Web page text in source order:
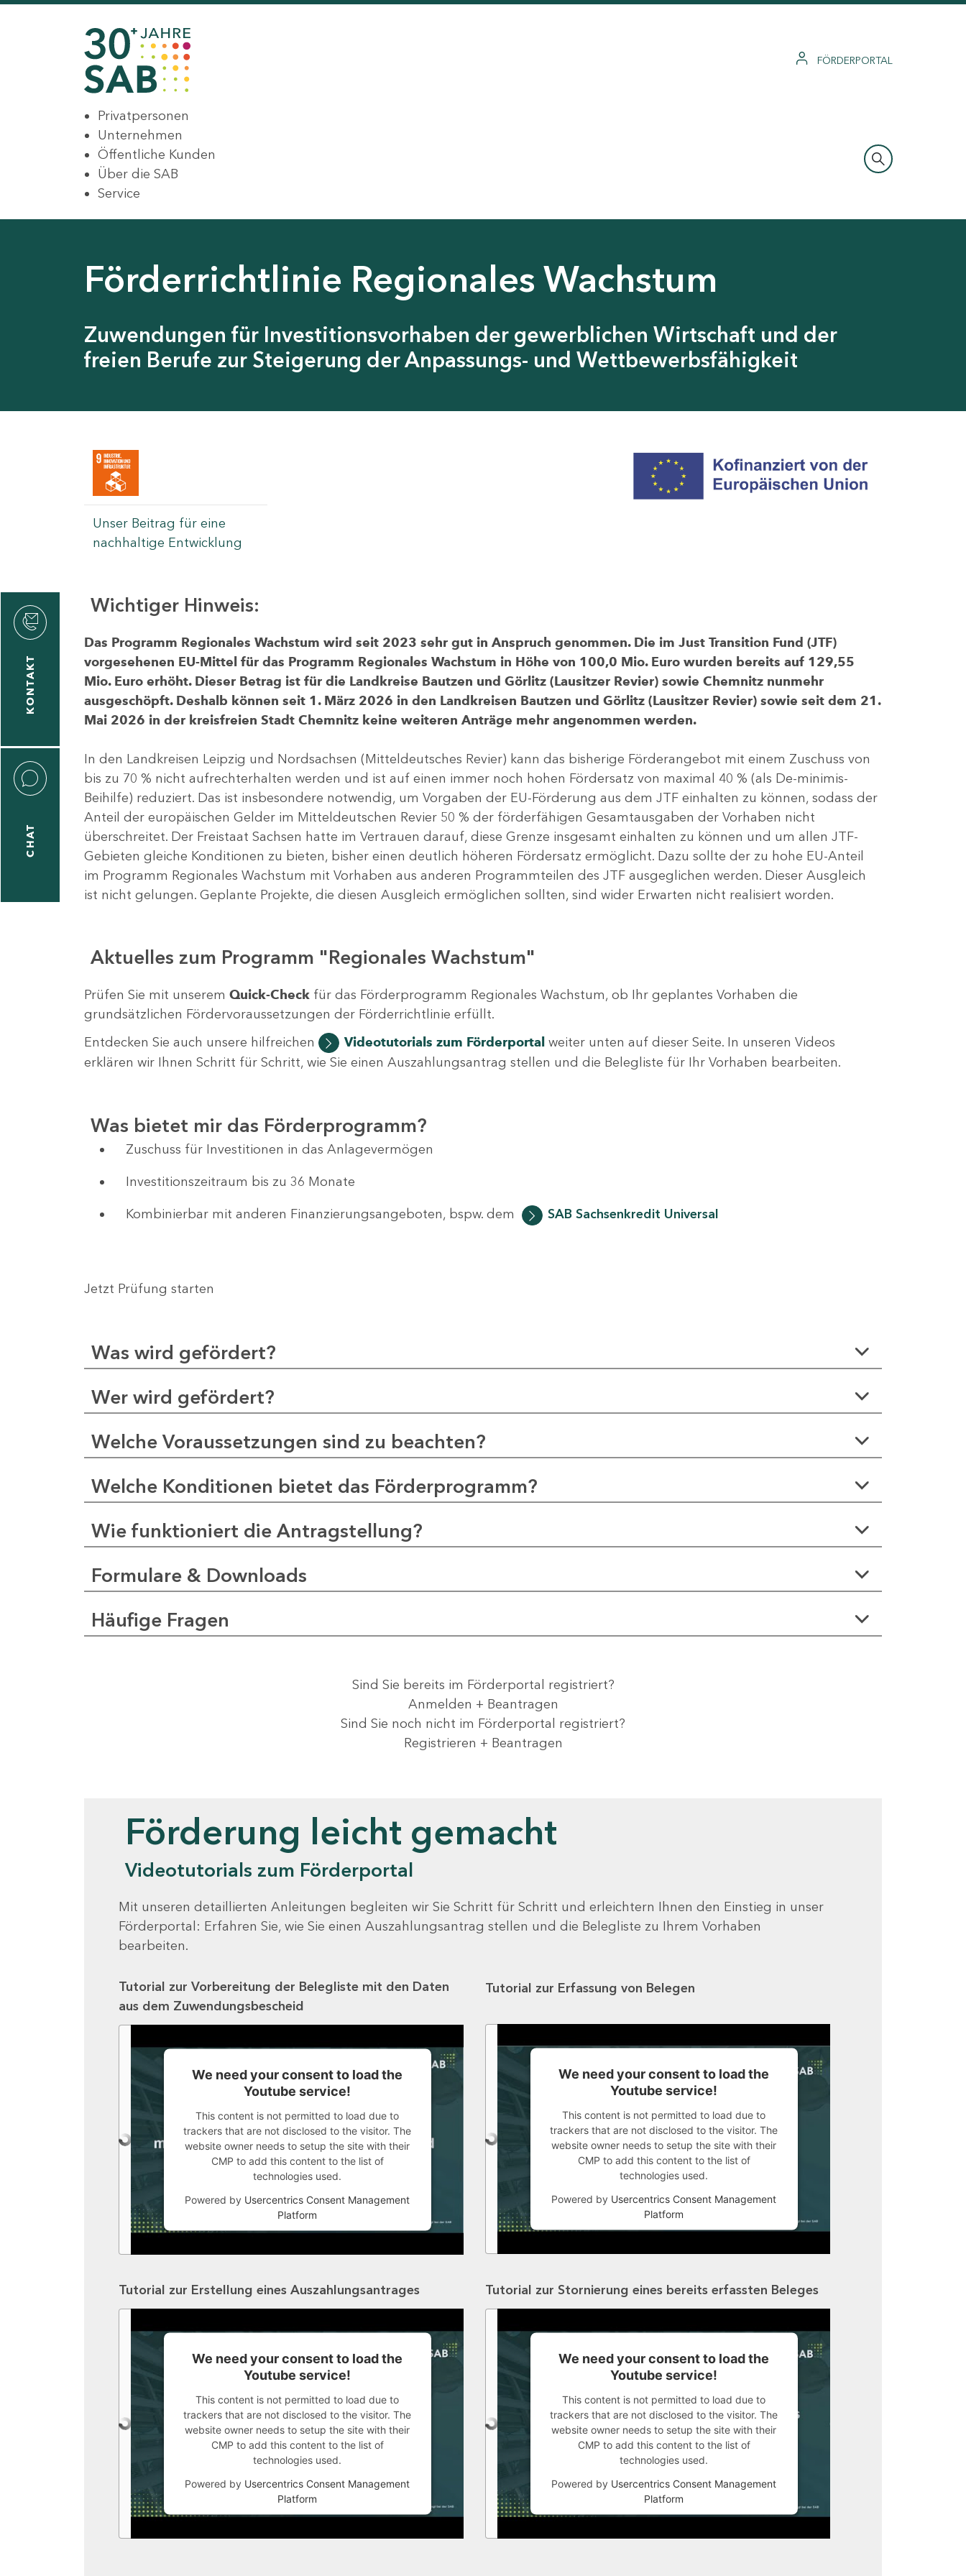
FÖRDERPORTAL
Privatpersonen
Unternehmen
Öffentliche Kunden
Über die SAB
Service
Förderrichtlinie Regionales Wachstum
Zuwendungen für Investitionsvorhaben der gewerblichen Wirtschaft und der
freien Berufe zur Steigerung der Anpassungs- und Wettbewerbsfähigkeit
Unser Beitrag für eine
nachhaltige Entwicklung
KONTAKT
CHAT
Wichtiger Hinweis:
Das Programm Regionales Wachstum wird seit 2023 sehr gut in Anspruch genommen. Die im Just Transition Fund (JTF)
vorgesehenen EU-Mittel für das Programm Regionales Wachstum in Höhe von 100,0 Mio. Euro wurden bereits auf 129,55
Mio. Euro erhöht. Dieser Betrag ist für die Landkreise Bautzen und Görlitz (Lausitzer Revier) sowie Chemnitz nunmehr
ausgeschöpft. Deshalb können seit 1. März 2026 in den Landkreisen Bautzen und Görlitz (Lausitzer Revier) sowie seit dem 21.
Mai 2026 in der kreisfreien Stadt Chemnitz keine weiteren Anträge mehr angenommen werden.
In den Landkreisen Leipzig und Nordsachsen (Mitteldeutsches Revier) kann das bisherige Förderangebot mit einem Zuschuss von
bis zu 70 % nicht aufrechterhalten werden und ist auf einen immer noch hohen Fördersatz von maximal 40 % (als De-minimis-
Beihilfe) reduziert. Das ist insbesondere notwendig, um Vorgaben der EU-Förderung aus dem JTF einhalten zu können, sodass der
Anteil der europäischen Gelder im Mitteldeutschen Revier 50 % der förderfähigen Gesamtausgaben der Vorhaben nicht
überschreitet. Der Freistaat Sachsen hatte im Vertrauen darauf, diese Grenze insgesamt einhalten zu können und um allen JTF-
Gebieten gleiche Konditionen zu bieten, bisher einen deutlich höheren Fördersatz ermöglicht. Dazu sollte der zu hohe EU-Anteil
im Programm Regionales Wachstum mit Vorhaben aus anderen Programmteilen des JTF ausgeglichen werden. Dieser Ausgleich
ist nicht gelungen. Geplante Projekte, die diesen Ausgleich ermöglichen sollten, sind wider Erwarten nicht realisiert worden.
Aktuelles zum Programm "Regionales Wachstum"
Prüfen Sie mit unserem Quick-Check für das Förderprogramm Regionales Wachstum, ob Ihr geplantes Vorhaben die
grundsätzlichen Fördervoraussetzungen der Förderrichtlinie erfüllt.
Entdecken Sie auch unsere hilfreichen
Videotutorials zum Förderportalweiter unten auf dieser Seite. In unseren Videos
erklären wir Ihnen Schritt für Schritt, wie Sie einen Auszahlungsantrag stellen und die Belegliste für Ihr Vorhaben bearbeiten.
Was bietet mir das Förderprogramm?
Zuschuss für Investitionen in das Anlagevermögen
Investitionszeitraum bis zu 36 Monate
Kombinierbar mit anderen Finanzierungsangeboten, bspw. dem SAB Sachsenkredit Universal
Jetzt Prüfung starten
Was wird gefördert?
Wer wird gefördert?
Welche Voraussetzungen sind zu beachten?
Welche Konditionen bietet das Förderprogramm?
Wie funktioniert die Antragstellung?
Formulare & Downloads
Häufige Fragen
Sind Sie bereits im Förderportal registriert?
Anmelden + Beantragen
Sind Sie noch nicht im Förderportal registriert?
Registrieren + Beantragen
Förderung leicht gemacht
Videotutorials zum Förderportal
Mit unseren detaillierten Anleitungen begleiten wir Sie Schritt für Schritt und erleichtern Ihnen den Einstieg in unser
Förderportal: Erfahren Sie, wie Sie einen Auszahlungsantrag stellen und die Belegliste zu Ihrem Vorhaben
bearbeiten.
Tutorial zur Vorbereitung der Belegliste mit den Daten
aus dem Zuwendungsbescheid
We need your consent to load the
Youtube service!
This content is not permitted to load due to
trackers that are not disclosed to the visitor. The
website owner needs to setup the site with their
CMP to add this content to the list of
technologies used.
Powered by Usercentrics Consent Management
Platform
Tutorial zur Erfassung von Belegen
We need your consent to load the
Youtube service!
This content is not permitted to load due to
trackers that are not disclosed to the visitor. The
website owner needs to setup the site with their
CMP to add this content to the list of
technologies used.
Powered by Usercentrics Consent Management
Platform
Tutorial zur Erstellung eines Auszahlungsantrages
We need your consent to load the
Youtube service!
This content is not permitted to load due to
trackers that are not disclosed to the visitor. The
website owner needs to setup the site with their
CMP to add this content to the list of
technologies used.
Powered by Usercentrics Consent Management
Platform
Tutorial zur Stornierung eines bereits erfassten Beleges
We need your consent to load the
Youtube service!
This content is not permitted to load due to
trackers that are not disclosed to the visitor. The
website owner needs to setup the site with their
CMP to add this content to the list of
technologies used.
Powered by Usercentrics Consent Management
Platform